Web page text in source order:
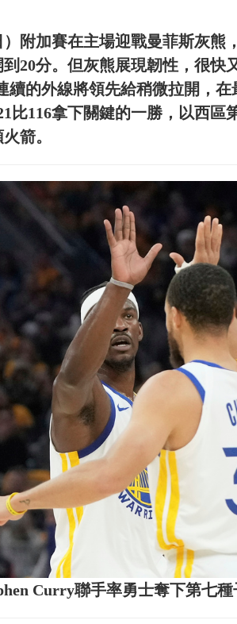
附加賽在主場迎戰曼菲斯灰熊
20分。但灰熊展現韌性，很快
續的外線將領先給稍微拉開，
比116拿下關鍵的一勝，以西區
箭。
Curry聯手率勇士奪下第七